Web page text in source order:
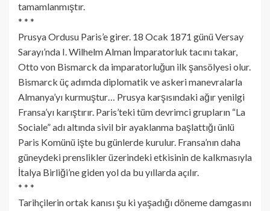
tamamlanmıştır.
* * *
Prusya Ordusu Paris’e girer. 18 Ocak 1871 günü Versay
Sarayı’nda I. Wilhelm Alman İmparatorluk tacını takar,
Otto von Bismarck da imparatorluğun ilk şansölyesi olur.
Bismarck üç adımda diplomatik ve askeri manevralarla
Almanya’yı kurmuştur… Prusya karşısındaki ağır yenilgi
Fransa’yı karıştırır. Paris’teki tüm devrimci grupların “La
Sociale” adı altında sivil bir ayaklanma başlattığı ünlü
Paris Komünü işte bu günlerde kurulur. Fransa’nın daha
güneydeki prenslikler üzerindeki etkisinin de kalkmasıyla
İtalya Birliği’ne giden yol da bu yıllarda açılır.
* * *
Tarihçilerin ortak kanısı şu ki yaşadığı döneme damgasını